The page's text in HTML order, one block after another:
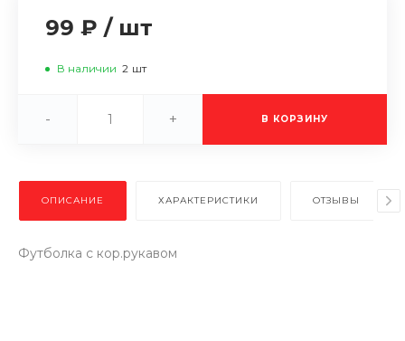
99 ₽ / шт
В наличии 2 шт
- + В КОРЗИНУ
ОПИСАНИЕ ХАРАКТЕРИСТИКИ ОТЗЫВЫ
Футболка с кор.рукавом